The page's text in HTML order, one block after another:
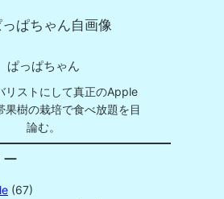
ぱっぱちゃん
リストにして真正のApple
果樹の栽培で食べ放題を目
論む。
(67)